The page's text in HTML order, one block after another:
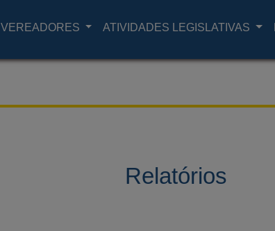
VEREADORES ATIVIDADES LEGISLATIVAS
Relatórios